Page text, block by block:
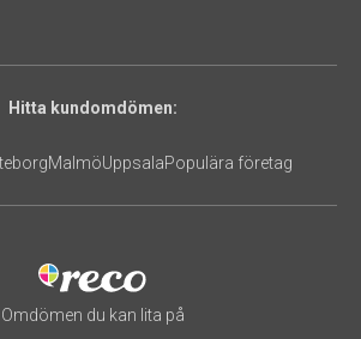
Hitta kundomdömen:
MalmöUppsalaPopulära företag
Omdömen du kan lita på